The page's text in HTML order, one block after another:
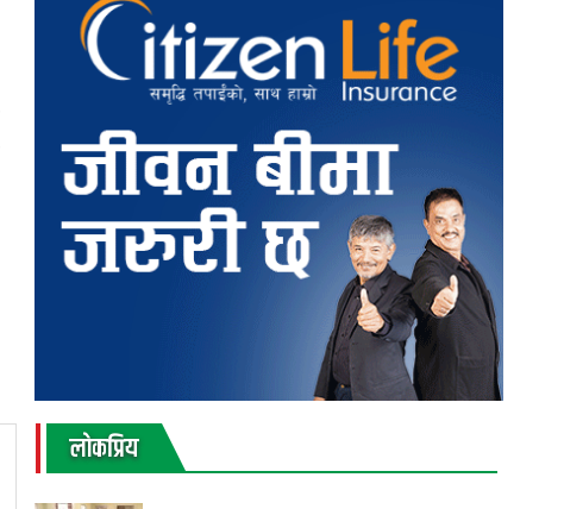
लाेकप्रिय